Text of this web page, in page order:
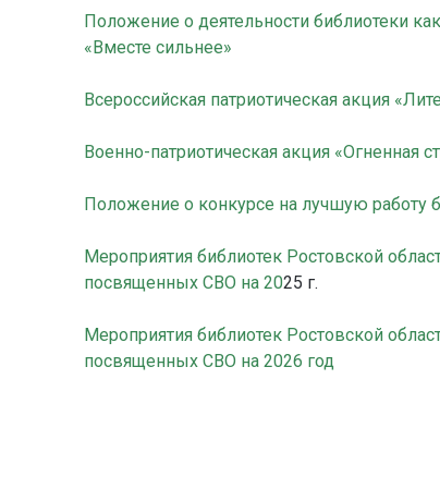
Положение о деятельности библиотеки
«Вместе сильнее»
Всероссийская патриотическая акция
Военно-патриотическая акция «Огненная
Положение о конкурсе на лучшую работу
Мероприятия библиотек Ростовской
посвященных СВО на 2025 г.
Мероприятия библиотек Ростовской
посвященных СВО на 2026 год